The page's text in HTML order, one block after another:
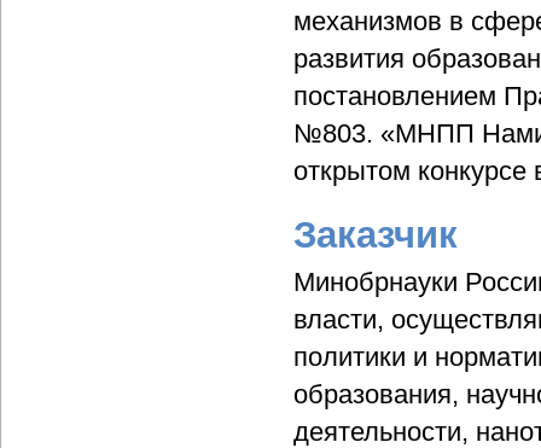
механизмов в
развития
постановлением
№803. «МНПП
открытом конкурсе
Заказчик
Минобрнауки
власти,
политики и
образования,
деятельности,